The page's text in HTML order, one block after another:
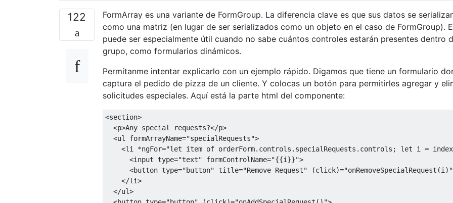
122
FormArray es una variante de FormGroup. La diferencia clave es que sus datos se
como una matriz (en lugar de ser serializados como un objeto en el caso de FormGroup).
puede ser especialmente útil cuando no sabe cuántos controles estarán presentes dentro
grupo, como formularios dinámicos.
Permítanme intentar explicarlo con un ejemplo rápido. Digamos que tiene un formulario
captura el pedido de pizza de un cliente. Y colocas un botón para permitirles agregar y
solicitudes especiales. Aquí está la parte html del componente:
<section>
<p>Any special requests?</p>
<ul formArrayName="specialRequests">
<li *ngFor="let item of orderForm.controls.specialRequests.controls; let i =
<input type="text" formControlName="{{i}}">
<button type="button" title="Remove Request" (click)="onRemoveSpecialRequest(i)"
</li>
</ul>